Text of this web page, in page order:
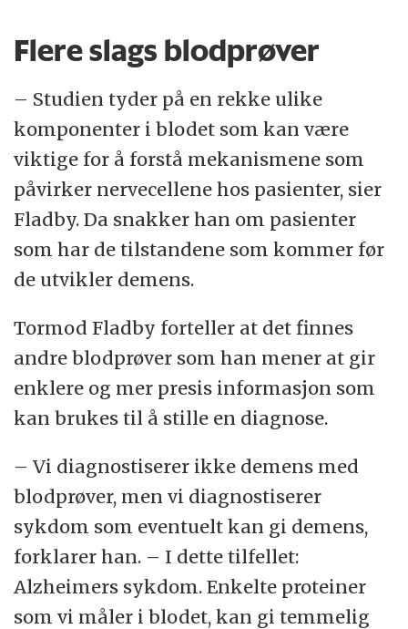
Flere slags blodprøver
– Studien tyder på en rekke ulike
komponenter i blodet som kan være
viktige for å forstå mekanismene som
påvirker nervecellene hos pasienter, sier
Fladby. Da snakker han om pasienter
som har de tilstandene som kommer før
de utvikler demens.
Tormod Fladby forteller at det finnes
andre blodprøver som han mener at gir
enklere og mer presis informasjon som
kan brukes til å stille en diagnose.
– Vi diagnostiserer ikke demens med
blodprøver, men vi diagnostiserer
sykdom som eventuelt kan gi demens,
forklarer han. – I dette tilfellet:
Alzheimers sykdom. Enkelte proteiner
som vi måler i blodet, kan gi temmelig